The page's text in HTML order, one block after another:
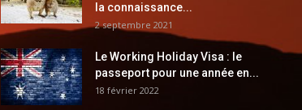
la connaissance...
2 septembre 2021
Le Working Holiday Visa : le
passeport pour une année en...
18 février 2022